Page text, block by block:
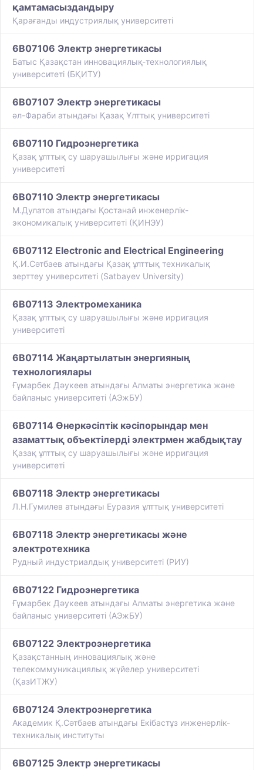
қамтамасыздандыру
Қарағанды индустриялық университеті
6B07106 Электр энергетикасы
Батыс Қазақстан инновациялық-технологиялық
университеті (БҚИТУ)
6B07107 Электр энергетикасы
әл-Фараби атындағы Қазақ Ұлттық университеті
6B07110 Гидроэнергетика
​Қазақ ұлттық су шаруашылығы және ирригация
университеті
6B07110 Электр энергетикасы
М.Дулатов атындағы Қостанай инженерлік-
экономикалық университеті (ҚИНЭУ)
6B07112 Electronic and Electrical Engineering
Қ.И.Сәтбаев атындағы Қазақ ұлттық техникалық
зерттеу университеті (Satbayev University)
6B07113 Электромеханика
​Қазақ ұлттық су шаруашылығы және ирригация
университеті
6B07114 Жаңартылатын энергияның
технологиялары
Ғұмарбек Дәукеев атындағы Алматы энергетика және
байланыс университеті (АЭжБУ)
6B07114 Өнеркәсіптік кәсіпорындар мен
азаматтық объектілерді электрмен жабдықтау
​Қазақ ұлттық су шаруашылығы және ирригация
университеті
6B07118 Электр энергетикасы
Л.Н.Гумилев атындағы Еуразия ұлттық университеті
6B07118 Электр энергетикасы және
электротехника
Рудный индустриалдық университеті (РИУ)
6B07122 Гидроэнергетика
Ғұмарбек Дәукеев атындағы Алматы энергетика және
байланыс университеті (АЭжБУ)
6B07122 Электроэнергетика
Қазақстанның инновациялық және
телекоммуникациялық жүйелер университеті
(ҚазИТЖУ)
6B07124 Электроэнергетика
Академик Қ.Сәтбаев атындағы Екібастұз инженерлік-
техникалық институты
6B07125 Электр энергетикасы